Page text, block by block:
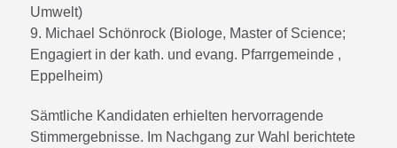
Umwelt)
9. Michael Schönrock (Biologe, Master of Science;
Engagiert in der kath. und evang. Pfarrgemeinde ,
Eppelheim)
Sämtliche Kandidaten erhielten hervorragende
Stimmergebnisse. Im Nachgang zur Wahl berichtete